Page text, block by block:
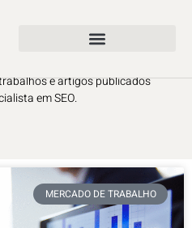
e artigos publicados
em SEO.
MERCADO DE TRABALHO